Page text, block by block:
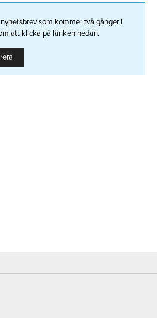
som kommer två gånger i
att klicka på länken nedan.